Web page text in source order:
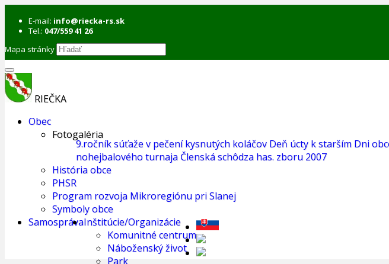
E-mail: info@riecka-rs.sk
Tel.: 047/559 41 26
Mapa stránky
RIEČKA
Obec
Fotogaléria
9.ročník súťaže v pečení kysnutých koláčov Deň úcty k starším Dni
nohejbalového turnaja Členská schôdza has. zboru 2007
História obce
PHSR
Program rozvoja Mikroregiónu pri Slanej
Symboly obce
SamosprávaInštitúcie/Organizácie
Komunitné centrum
Náboženský život
Park